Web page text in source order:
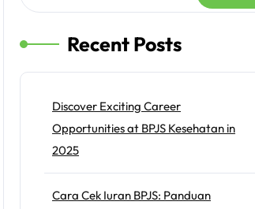
Recent Posts
Discover Exciting Career
Opportunities at BPJS Kesehatan in
2025
Cara Cek Iuran BPJS: Panduan